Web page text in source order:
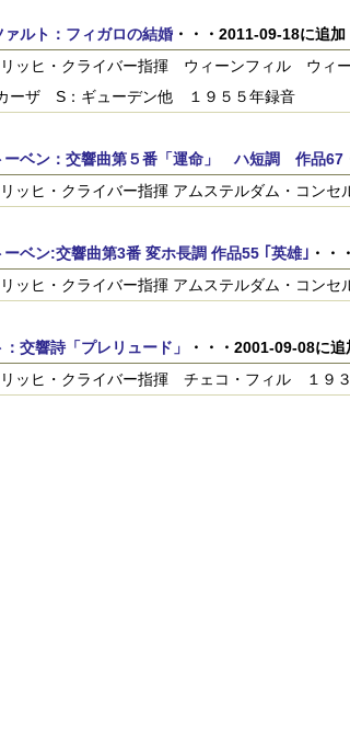
ァルト：フィガロの結婚・・・2011-09-18に追加
リッヒ・クライバー指揮 ウィーンフィル ウ
ーザ S：ギューデン他 １９５５年録音
ーベン：交響曲第５番「運命」 ハ短調 作品67
ッヒ・クライバー指揮 アムステルダム・コン
ーベン:交響曲第3番 変ホ長調 作品55 ｢英雄｣ ・・
ッヒ・クライバー指揮 アムステルダム・コン
：交響詩「プレリュード」
・・・2001-09-08に追
ッヒ・クライバー指揮 チェコ・フィル １９